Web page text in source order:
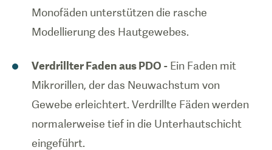
Monofäden unterstützen die rasche
Modellierung des Hautgewebes.
Verdrillter Faden aus PDO - Ein Faden mit
Mikrorillen, der das Neuwachstum von
Gewebe erleichtert. Verdrillte Fäden werden
normalerweise tief in die Unterhautschicht
eingeführt.